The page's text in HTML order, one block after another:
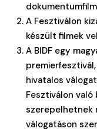
A Fesztiválon
készült filmek
A BIDF egy
hivatalos
Fesztiválon
szerepelhetnek
válogatáson